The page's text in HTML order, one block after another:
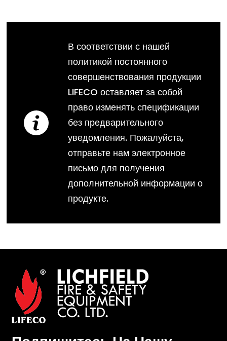
В соответствии с нашей
политикой постоянного
совершенствования продукции
LIFECO оставляет за собой
право изменять спецификации
без предварительного
уведомления. Пожалуйста,
отправьте нам электронное
письмо для получения
дополнительной информации о
продукте.